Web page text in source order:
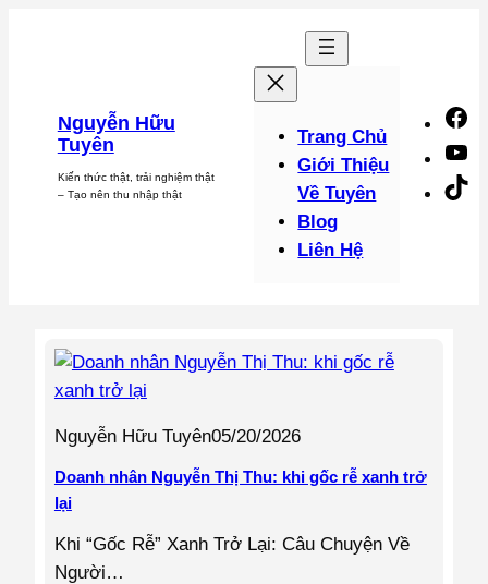
Nguyễn Hữu
Tuyên
Kiến thức thật, trải nghiệm thật
– Tạo nên thu nhập thật
Trang Chủ
Giới Thiệu
Về Tuyên
Blog
Liên Hệ
Nguyễn Hữu Tuyên05/20/2026
Doanh nhân Nguyễn Thị Thu: khi gốc rễ xanh trở
lại
Khi “Gốc Rễ” Xanh Trở Lại: Câu Chuyện Về
Người…